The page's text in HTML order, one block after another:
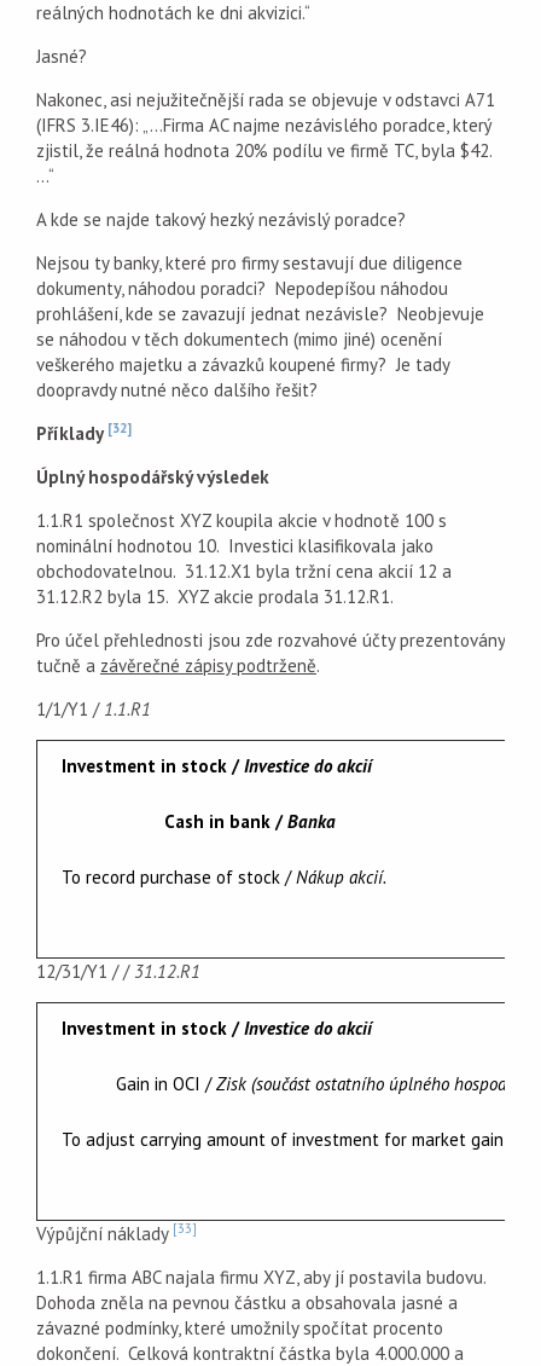
reálných hodnotách ke dni akvizici.“
Jasné?
Nakonec, asi nejužitečnější rada se objevuje v odstavci A71
(IFRS 3.IE46): „…Firma AC najme nezávislého poradce, který
zjistil, že reálná hodnota 20% podílu ve firmě TC, byla $42.
…“
A kde se najde takový hezký nezávislý poradce?
Nejsou ty banky, které pro firmy sestavují due diligence
dokumenty, náhodou poradci? Nepodepíšou náhodou
prohlášení, kde se zavazují jednat nezávisle? Neobjevuje
se náhodou v těch dokumentech (mimo jiné) ocenění
veškerého majetku a závazků koupené firmy? Je tady
doopravdy nutné něco dalšího řešit?
Příklady [32]
Úplný hospodářský výsledek
1.1.R1 společnost XYZ koupila akcie v hodnotě 100 s
nominální hodnotou 10. Investici klasifikovala jako
obchodovatelnou. 31.12.X1 byla tržní cena akcií 12 a
31.12.R2 byla 15. XYZ akcie prodala 31.12.R1.
Pro účel přehlednosti jsou zde rozvahové účty prezentovány
tučně a závěrečné zápisy podtrženě.
1/1/Y1 / 1.1.R1
Investment in stock /Investice do akcií
Cash in bank /Banka
To record purchase of stock /Nákup akcií.
12/31/Y1 / /31.12.R1
Investment in stock /Investice do akcií
Gain in OCI /Zisk (součást ostatního úplného
To adjust carrying amount of investment for market gain /
Výpůjční náklady [33]
1.1.R1 firma ABC najala firmu XYZ, aby jí postavila budovu.
Dohoda zněla na pevnou částku a obsahovala jasné a
závazné podmínky, které umožnily spočítat procento
dokončení. Celková kontraktní částka byla 4.000.000 a